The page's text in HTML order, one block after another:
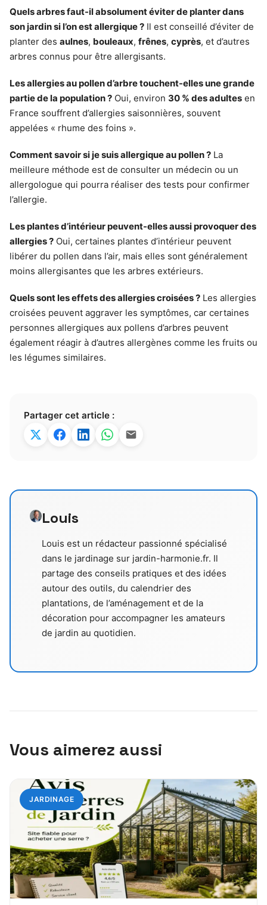
Quels arbres faut-il absolument éviter de planter dans
son jardin si l’on est allergique ? Il est conseillé d’éviter de
planter des aulnes, bouleaux, frênes, cyprès, et d’autres
arbres connus pour être allergisants.
Les allergies au pollen d’arbre touchent-elles une grande
partie de la population ? Oui, environ 30 % des adultes en
France souffrent d’allergies saisonnières, souvent
appelées « rhume des foins ».
Comment savoir si je suis allergique au pollen ? La
meilleure méthode est de consulter un médecin ou un
allergologue qui pourra réaliser des tests pour confirmer
l’allergie.
Les plantes d’intérieur peuvent-elles aussi provoquer des
allergies ? Oui, certaines plantes d’intérieur peuvent
libérer du pollen dans l’air, mais elles sont généralement
moins allergisantes que les arbres extérieurs.
Quels sont les effets des allergies croisées ? Les allergies
croisées peuvent aggraver les symptômes, car certaines
personnes allergiques aux pollens d’arbres peuvent
également réagir à d’autres allergènes comme les fruits ou
les légumes similaires.
Partager cet article :
Louis
Louis est un rédacteur passionné spécialisé
dans le jardinage sur jardin-harmonie.fr. Il
partage des conseils pratiques et des idées
autour des outils, du calendrier des
plantations, de l’aménagement et de la
décoration pour accompagner les amateurs
de jardin au quotidien.
Vous aimerez aussi
JARDINAGE